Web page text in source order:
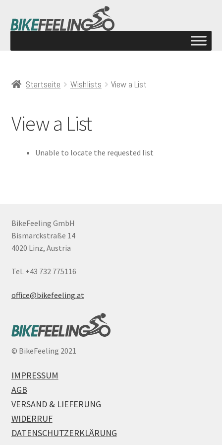
Startseite Wishlists View a List
View a List
Unable to locate the requested list
BikeFeeling GmbH
Bismarckstraße 14
4020 Linz, Austria
Tel. +43 732 775116
office@bikefeeling.at
© BikeFeeling 2021
IMPRESSUM
AGB
VERSAND & LIEFERUNG
WIDERRUF
DATENSCHUTZERKLÄRUNG